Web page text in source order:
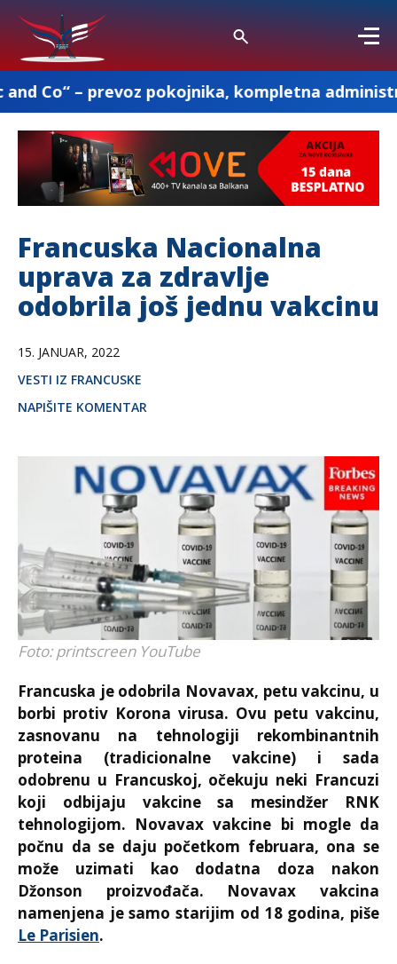
pokojnika, kompletna administracija i
Francuska Nacionalna
uprava za zdravlje
odobrila još jednu vakcinu
15. JANUAR, 2022
VESTI IZ FRANCUSKE
NAPIŠITE KOMENTAR
Foto: printscreen YouTube
Francuska je odobrila Novavax, petu vakcinu, u
borbi protiv Korona virusa. Ovu petu vakcinu,
zasnovanu na tehnologiji rekombinantnih
proteina (tradicionalne vakcine) i sada
odobrenu u Francuskoj, očekuju neki Francuzi
koji odbijaju vakcine sa mesindžer RNK
tehnologijom. Novavax vakcine bi mogle da
počnu da se daju početkom februara, ona se
može uzimati kao dodatna doza nakon
Džonson proizvođača. Novavax vakcina
namenjena je samo starijim od 18 godina, piše
Le Parisien.